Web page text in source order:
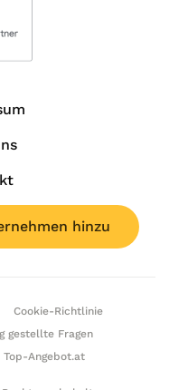
hinzu
Cookie-Richtlinie
gestellte Fragen
Top-Angebot.at